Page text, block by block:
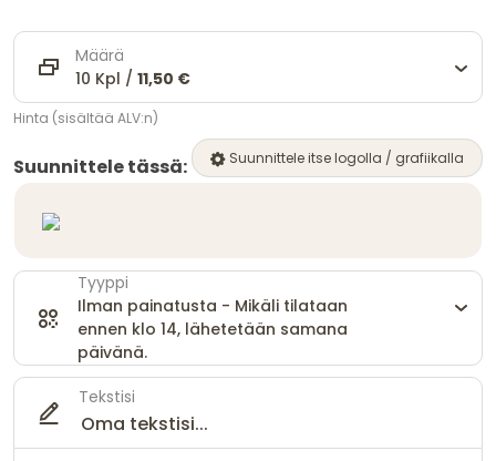
Määrä
10 Kpl / 11,50 €
Hinta (sisältää ALV:n)
Suunnittele tässä: Suunnittele itse logolla / grafiikalla
Tyyppi
Ilman painatusta - Mikäli tilataan
ennen klo 14, lähetetään samana
päivänä.
Tekstisi